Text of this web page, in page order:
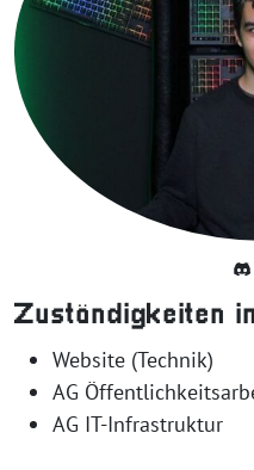
Zuständigkeiten
Website (Technik)
AG
AG IT-Infrastruktur